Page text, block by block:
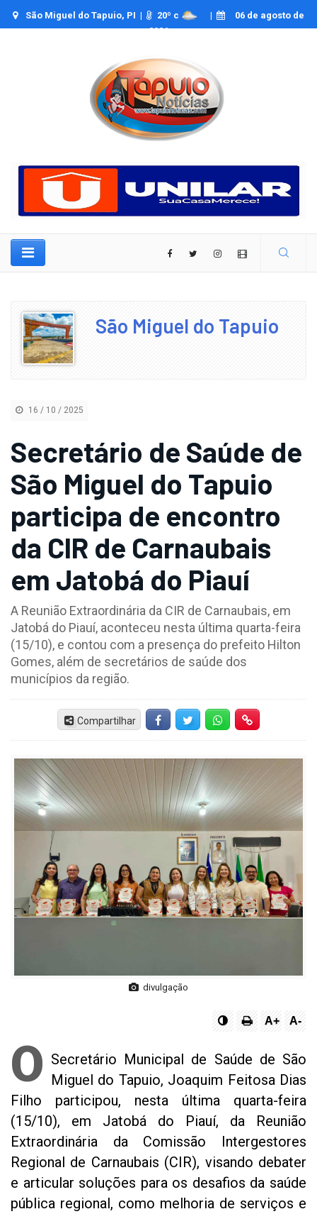
São Miguel do Tapuio, PI | 20º c |
06 de agosto de
2026
São Miguel do Tapuio
16 / 10 / 2025
Secretário de Saúde de
São Miguel do Tapuio
participa de encontro
da CIR de Carnaubais
em Jatobá do Piauí
A Reunião Extraordinária da CIR de Carnaubais, em
Jatobá do Piauí, aconteceu nesta última quarta-feira
(15/10), e contou com a presença do prefeito Hilton
Gomes, além de secretários de saúde dos
municípios da região.
Compartilhar FacebookTwitter Whatsapp
divulgação
A+ A-
O Secretário Municipal de Saúde de São
Miguel do Tapuio, Joaquim Feitosa Dias
Filho participou, nesta última quarta-feira
(15/10), em Jatobá do Piauí, da Reunião
Extraordinária da Comissão Intergestores
Regional de Carnaubais (CIR), visando debater
e articular soluções para os desafios da saúde
pública regional, como melhoria de serviços e